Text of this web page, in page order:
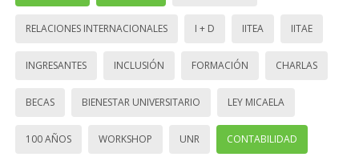
RELACIONES INTERNACIONALES I + D IITEA IITAE
INGRESANTES INCLUSIÓN FORMACIÓN CHARLAS
BECAS BIENESTAR UNIVERSITARIO LEY MICAELA
100 AÑOS WORKSHOP UNR CONTABILIDAD